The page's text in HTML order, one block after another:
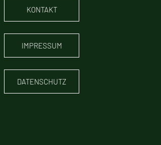
KONTAKT
IMPRESSUM
DATENSCHUTZ